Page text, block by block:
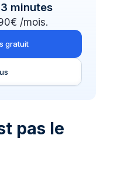
minutes
/mois.
gratuit
pas le